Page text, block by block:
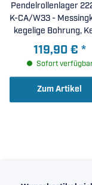
Pendelrollenlager
K-CA/W33 -
kegelige Bohrung,
1:12, umlaufende
Schmiernut (
100x180x46mm )
119,90 € *
Sofort
Zum Artikel